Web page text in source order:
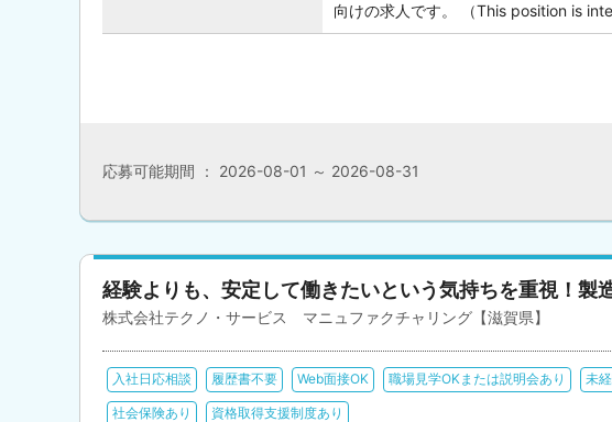
向けの求人です。 （This position is
応募可能期間 ： 2026-08-01 ～ 2026-08-31
経験よりも、安定して働きたいという気持ちを重視！製
株式会社テクノ・サービス マニュファクチャリング【滋賀県】
入社日応相談 履歴書不要 Web面接OK 職場見学OKまたは説明会あり 未
社会保険あり 資格取得支援制度あり